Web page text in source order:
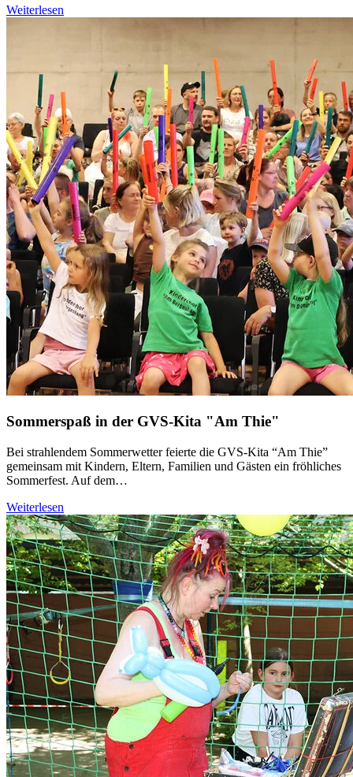
Weiterlesen
Sommerspaß in der GVS-Kita "Am Thie"
Bei strahlendem Sommerwetter feierte die GVS-Kita “Am Thie”
gemeinsam mit Kindern, Eltern, Familien und Gästen ein fröhliches
Sommerfest. Auf dem…
Weiterlesen